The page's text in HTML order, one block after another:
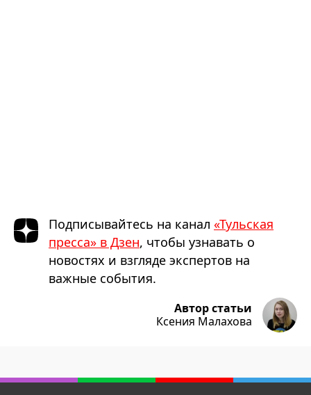
Подписывайтесь на канал «Тульская
пресса» в Дзен, чтобы узнавать о
новостях и взгляде экспертов на
важные события.
Автор статьи
Ксения Малахова